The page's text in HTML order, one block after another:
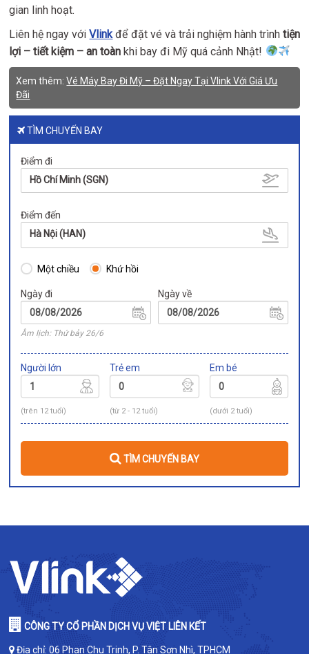
gian linh hoạt.
Liên hệ ngay vớiVlinkđể đặt vé và trải nghiệm hành trình tiện
lợi – tiết kiệm – an toàn khi bay đi Mỹ quá cảnh Nhật!
Xem thêm:Vé Máy Bay Đi Mỹ – Đặt Ngay Tại Vlink Với Giá Ưu
Đãi
TÌM CHUYẾN BAY
Điểm đi
Hồ Chí Minh (SGN)
Điểm đến
Hà Nội (HAN)
Một chiều Khứ hồi
Ngày đi
Âm lịch: Thứ bảy 26/6
Ngày về
Người lớn
(trên 12 tuổi)
Trẻ em
(từ 2 - 12 tuổi)
Em bé
(dưới 2 tuổi)
TÌM CHUYẾN BAY
CÔNG TY CỔ PHẦN DỊCH VỤ VIỆT LIÊN KẾT
Địa chỉ: 06 Phan Chu Trinh, P. Tân Sơn Nhì, TPHCM